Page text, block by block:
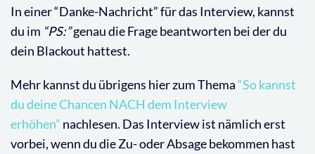
In einer “Danke-Nachricht” für das Interview, kannst
du im “PS:”genau die Frage beantworten bei der du
dein Blackout hattest.
Mehr kannst du übrigens hier zum Thema“So kannst
du deine Chancen NACH dem Interview
erhöhen” nachlesen. Das Interview ist nämlich erst
vorbei, wenn du die Zu- oder Absage bekommen hast